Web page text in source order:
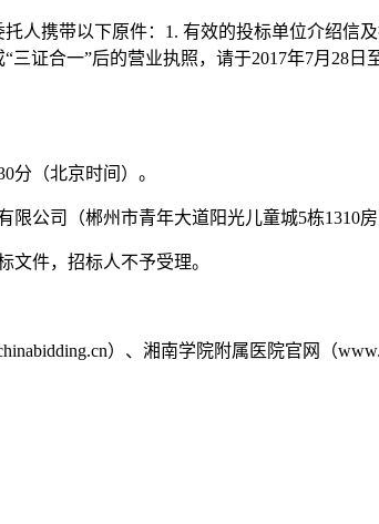
人携带以下原件：1. 有效的投标单位介绍
三证合一”后的营业执照，请于2017年7月28
分（北京时间）。
公司（郴州市青年大道阳光儿童城5栋1310房
文件，招标人不予受理。
）、湘南学院附属医院官网（